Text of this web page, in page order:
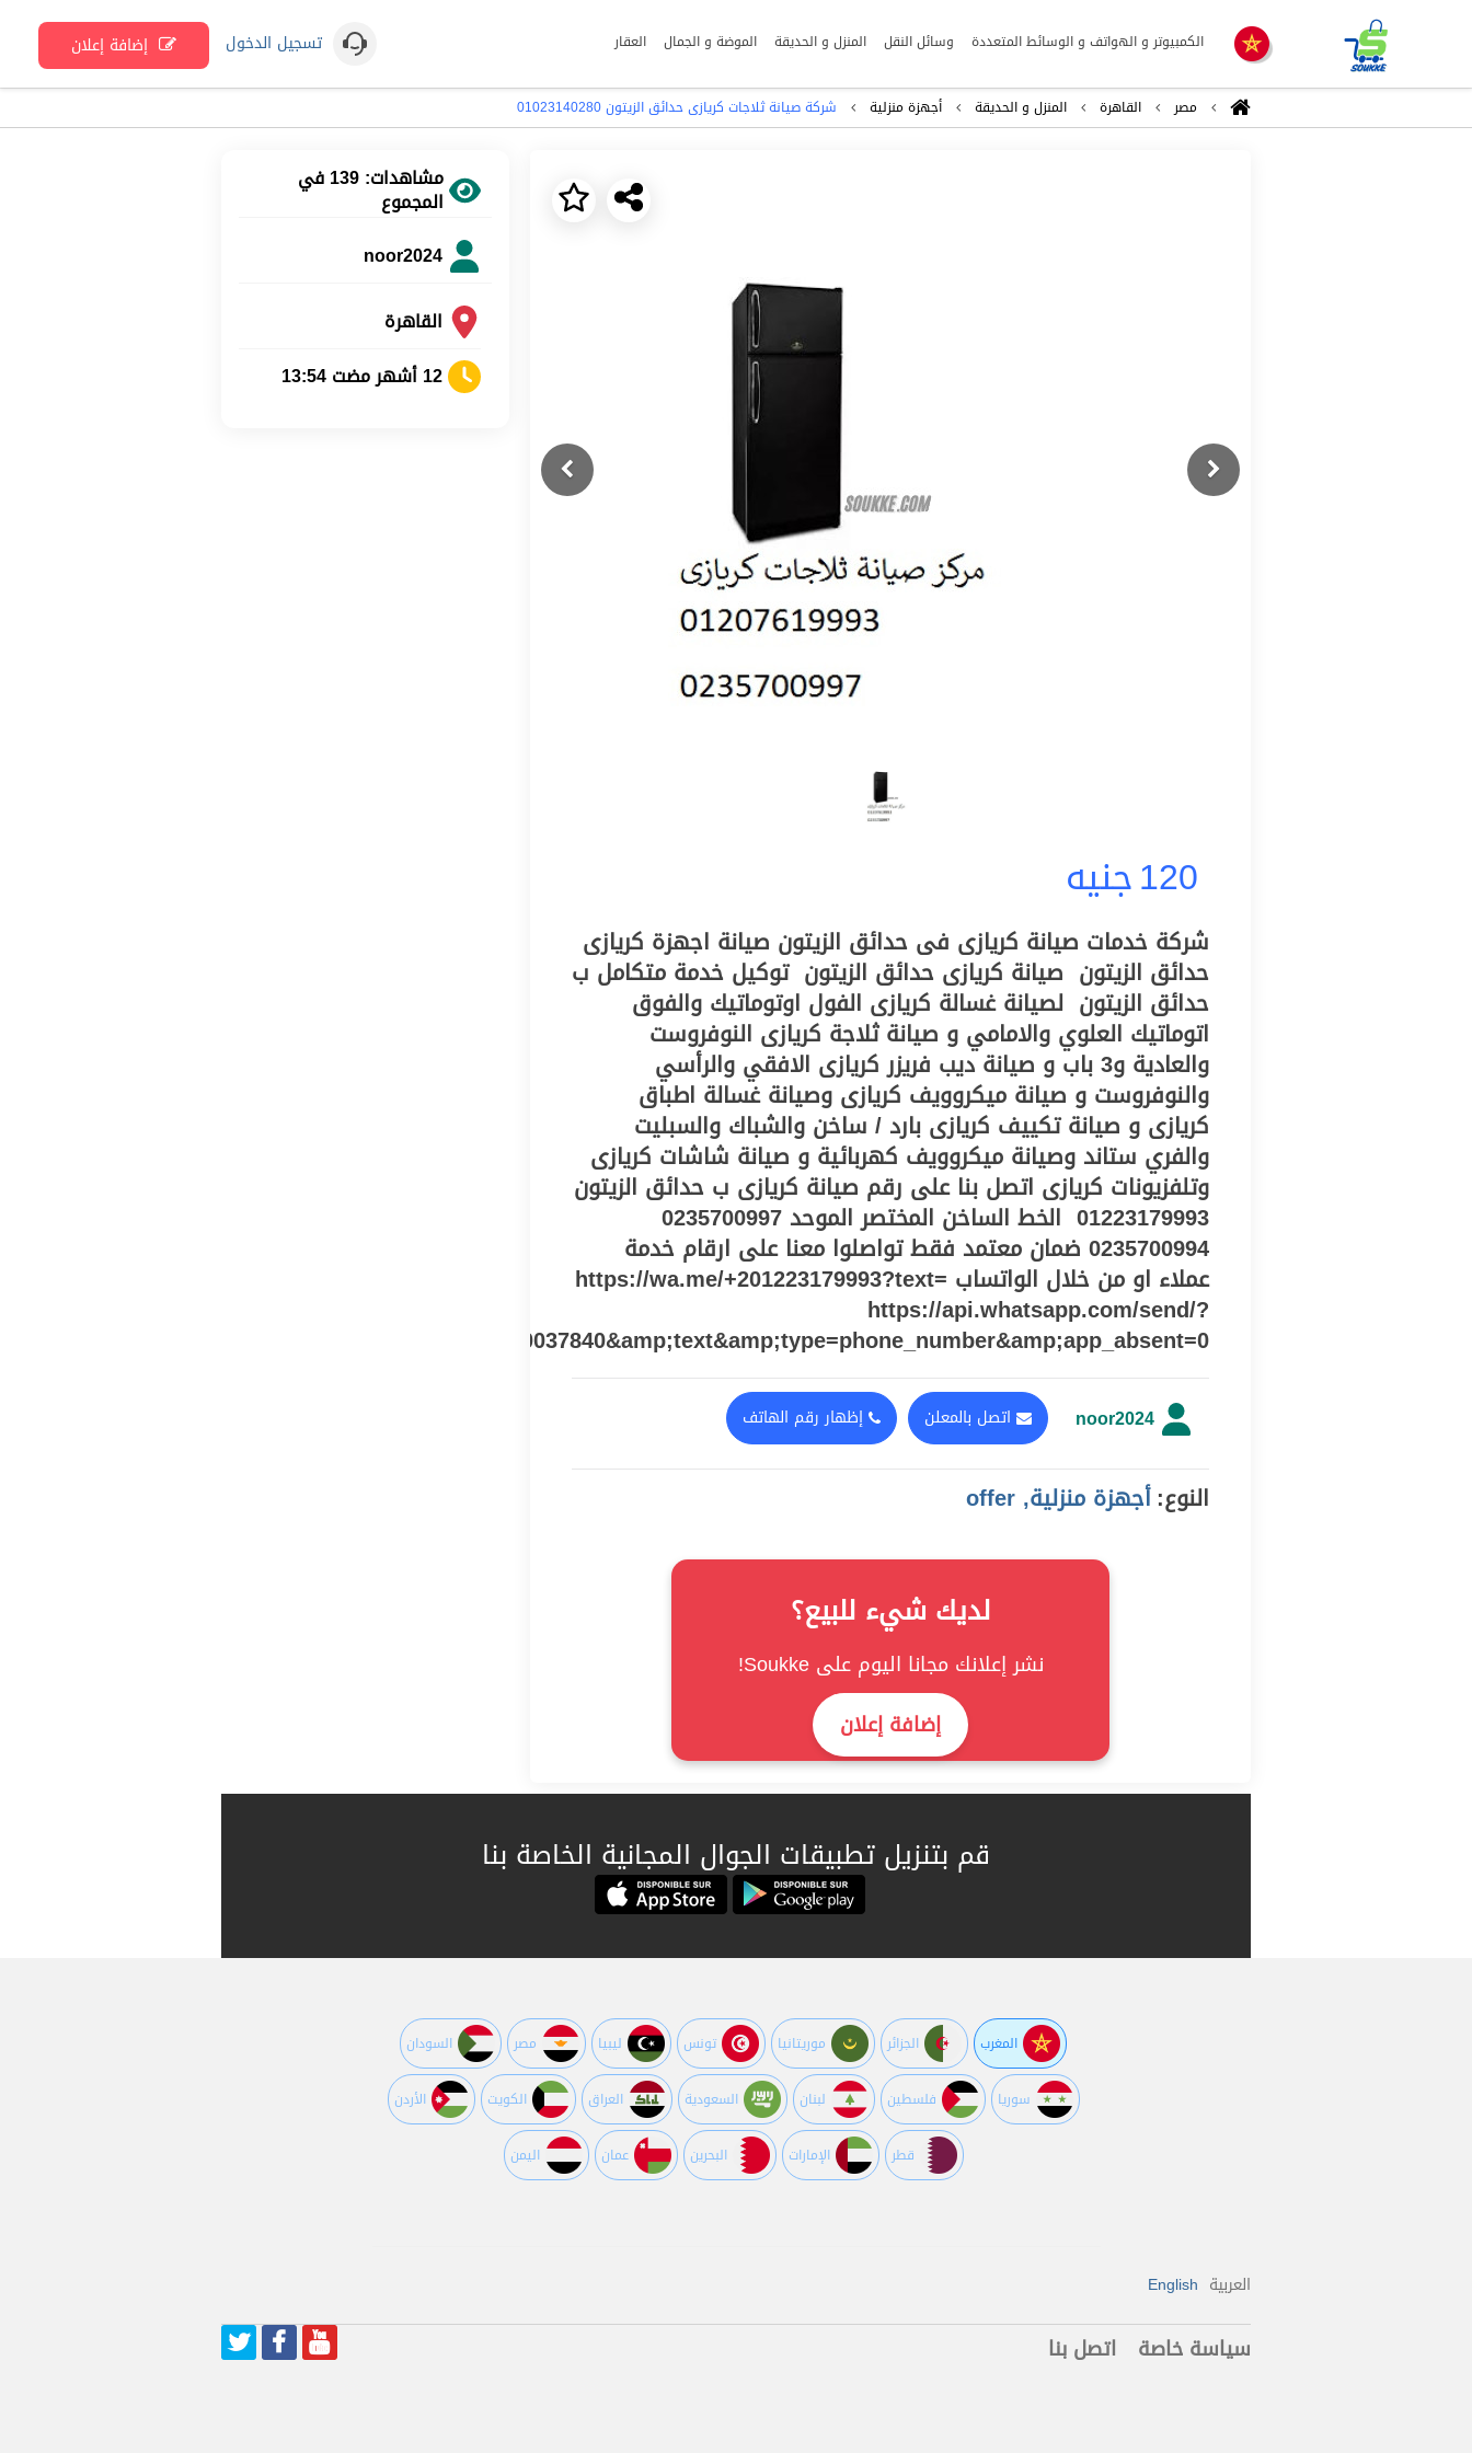
الكمبيوتر و الهواتف و الوسائط المتعددة وسائل النقل المنزل و الحديقة الموضة و الجمال العقار تسجيل الدخول إضافة إعلان
مصر القاهرة المنزل و الحديقة أجهزة منزلية شركة صيانة ثلاجات كريازى حدائق الزيتون 01023140280
Previous
Next
120جنيه
شركة خدمات صيانة كريازى فى حدائق الزيتون‎‎‎ صيانة اجهزة كريازى
حدائق الزيتون‎‎ ‎ صيانة كريازى حدائق الزيتون‎‎ ‎ توكيل خدمة متكامل ب
حدائق الزيتون‎‎ ‎ لصيانة غسالة كريازى الفول اوتوماتيك والفوق
اتوماتيك العلوي والامامي و صيانة ثلاجة كريازى النوفروست
والعادية و3 باب و صيانة ديب فريزر كريازى الافقي والرأسي
والنوفروست و صيانة ميكروويف كريازى وصيانة غسالة اطباق
كريازى و صيانة تكييف كريازى بارد / ساخن والشباك والسبليت
والفري ستاند وصيانة ميكروويف كهربائية و صيانة شاشات كريازى
‎ 01223179993 الخط الساخن المختصر الموحد 0235700997
0235700994 ضمان معتمد فقط تواصلوا معنا على ارقام خدمة
عملاء او من خلال الواتساب https://wa.me/+201223179993?text=
https://api.whatsapp.com/send/?
phone=%2B201060037840&amp;text&amp;type=phone_number&amp;app_absent=0
noor2024 اتصل بالمعلن إظهار رقم الهاتف
النوع:أجهزة منزلية, offer
لديك شيء للبيع؟
نشر إعلانك مجانا اليوم على Soukke!
إضافة إعلان
مشاهدات: 139 في
المجموع
noor2024
القاهرة
12 أشهر مضت 13:54
قم بتنزيل تطبيقات الجوال المجانية الخاصة بنا
المغرب الجزائر موريتانيا تونس ليبيا مصر السودان
سوريا فلسطين لبنان السعودية العراق الكويت اﻷردن
قطر اﻹمارات البحرين عمان اليمن
العربية English
سياسة خاصة اتصل بنا